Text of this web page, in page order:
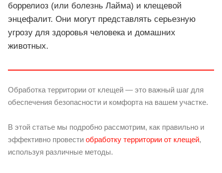
боррелиоз (или болезнь Лайма) и клещевой
энцефалит. Они могут представлять серьезную
угрозу для здоровья человека и домашних
животных.
Обработка территории от клещей — это важный шаг для
обеспечения безопасности и комфорта на вашем участке.
В этой статье мы подробно рассмотрим, как правильно и
эффективно провести обработку территории от клещей,
используя различные методы.